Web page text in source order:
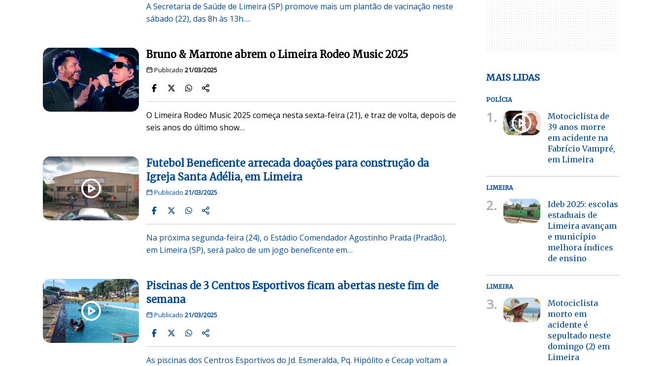
A Secretaria de Saúde de Limeira (SP) promove mais um plantão de vacinação neste
sábado (22), das 8h às 13h….
Bruno & Marrone abrem o Limeira Rodeo Music 2025
Publicado 21/03/2025
O Limeira Rodeo Music 2025 começa nesta sexta-feira (21), e traz de volta, depois de
seis anos do último show…
Futebol Beneficente arrecada doações para construção da
Igreja Santa Adélia, em Limeira
Publicado 21/03/2025
Na próxima segunda-feira (24), o Estádio Comendador Agostinho Prada (Pradão),
em Limeira (SP), será palco de um jogo beneficente em…
Piscinas de 3 Centros Esportivos ficam abertas neste fim de
semana
Publicado 21/03/2025
As piscinas dos Centros Esportivos do Jd. Esmeralda, Pq. Hipólito e Cecap voltam a
MAIS LIDAS
POLÍCIA
1.
Motociclista de
39 anos morre
em acidente na
Fabrício Vampré,
em Limeira
LIMEIRA
2.
Ideb 2025: escolas
estaduais de
Limeira avançam
e município
melhora índices
de ensino
LIMEIRA
3.
Motociclista
morto em
acidente é
sepultado neste
domingo (2) em
Limeira